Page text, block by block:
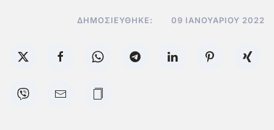
ΔΗΜΟΣΙΕΎΘΗΚΕ: 09 ΙΑΝΟΥΑΡΊΟΥ 2022